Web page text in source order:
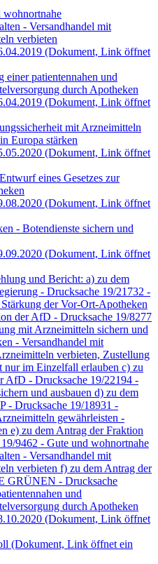
wohnortnahe
- Versandhandel mit
verbieten
(Dokument, Link öffnet
einer patientennahen und
durch Apotheken
(Dokument, Link öffnet
mit Arzneimitteln
Europa stärken
(Dokument, Link öffnet
eines Gesetzes zur
(Dokument, Link öffnet
- Botendienste sichern und
(Dokument, Link öffnet
und Bericht: a) zu dem
- Drucksache 19/21732 -
der Vor-Ort-Apotheken
der AfD - Drucksache 19/8277
mit Arzneimitteln sichern und
- Versandhandel mit
verbieten, Zustellung
im Einzelfall erlauben c) zu
AfD - Drucksache 19/22194 -
und ausbauen d) zu dem
- Drucksache 19/18931 -
gewährleisten -
e) zu dem Antrag der Fraktion
9462 - Gute und wohnortnahe
- Versandhandel mit
verbieten f) zu dem Antrag der
GRÜNEN - Drucksache
und
durch Apotheken
(Dokument, Link öffnet
(Dokument, Link öffnet ein